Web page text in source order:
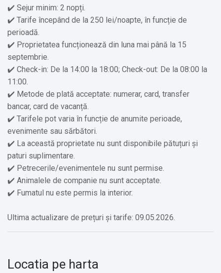
✔️ Sejur minim: 2 nopți.
✔️ Tarife începând de la 250 lei/noapte, în funcție de
perioadă.
✔️ Proprietatea funcționează din luna mai până la 15
septembrie.
✔️ Check-in: De la 14:00 la 18:00; Check-out: De la 08:00 la
11:00.
✔️ Metode de plată acceptate: numerar, card, transfer
bancar, card de vacanță.
✔️ Tarifele pot varia în funcție de anumite perioade,
evenimente sau sărbători.
✔️ La această proprietate nu sunt disponibile pătuțuri și
paturi suplimentare.
✔️ Petrecerile/evenimentele nu sunt permise.
✔️ Animalele de companie nu sunt acceptate.
✔️ Fumatul nu este permis la interior.
Ultima actualizare de prețuri și tarife: 09.05.2026.
Locatia pe harta